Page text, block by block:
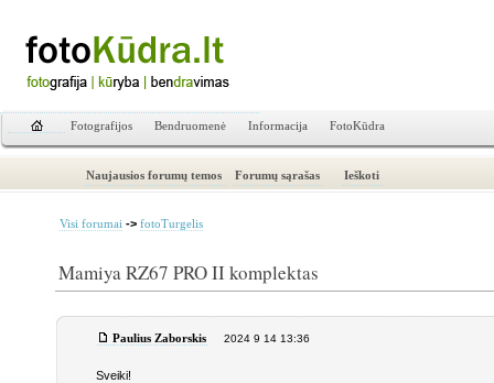
Fotografijos Bendruomenė Informacija FotoKūdra
Naujausios forumų temos Forumų sąrašas Ieškoti
Visi forumai -> fotoTurgelis
Mamiya RZ67 PRO II komplektas
Paulius Zaborskis 2024 9 14 13:36
Sveiki!